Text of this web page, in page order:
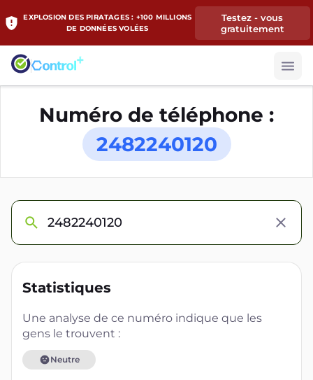
EXPLOSION DES PIRATAGES : +100 MILLIONS
DE DONNÉES VOLÉES
Testez - vous
gratuitement
Numéro de téléphone :
2482240120
Statistiques
Une analyse de ce numéro indique que les
gens le trouvent :
Neutre